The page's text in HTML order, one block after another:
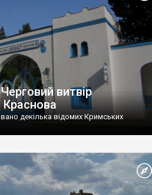
витвір
Краснова
декілька відомих Кримських